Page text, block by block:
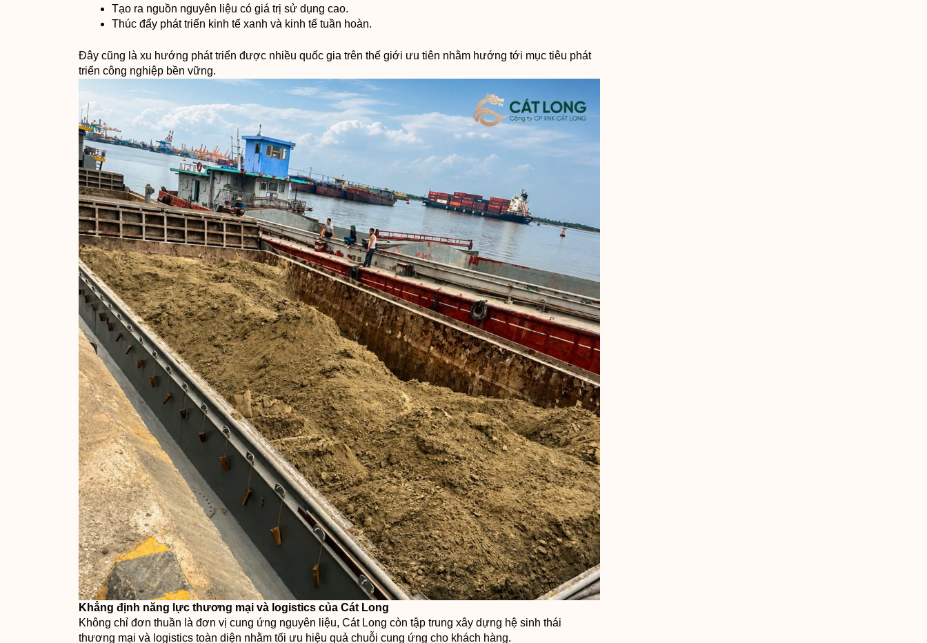
Tạo ra nguồn nguyên liệu có giá trị sử dụng cao.
Thúc đẩy phát triển kinh tế xanh và kinh tế tuần hoàn.
Đây cũng là xu hướng phát triển được nhiều quốc gia trên thế giới ưu tiên nhằm hướng tới mục tiêu phát
triển công nghiệp bền vững.
Khẳng định năng lực thương mại và logistics của Cát Long
Không chỉ đơn thuần là đơn vị cung ứng nguyên liệu, Cát Long còn tập trung xây dựng hệ sinh thái
thương mại và logistics toàn diện nhằm tối ưu hiệu quả chuỗi cung ứng cho khách hàng.